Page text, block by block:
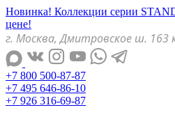
Новинка! Коллекции серии
цене!
г. Москва, Дмитровское ш. 163
+7 800 500-87-87
+7 495 646-86-10
+7 926 316-69-87